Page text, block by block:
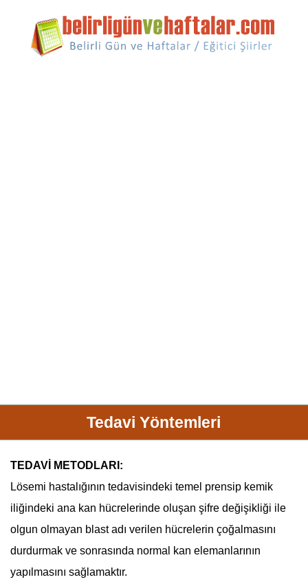
Tedavi Yöntemleri
TEDAVİ METODLARI:
Lösemi hastalığının tedavisindeki temel prensip kemik
iliğindeki ana kan hücrelerinde oluşan şifre değişikliği ile
olgun olmayan blast adı verilen hücrelerin çoğalmasını
durdurmak ve sonrasında normal kan elemanlarının
yapılmasını sağlamaktır.